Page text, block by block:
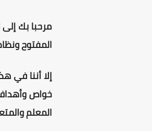
مرحبا بك
المفتوح
إلا أننا في
خواص وأهداف
المعلم